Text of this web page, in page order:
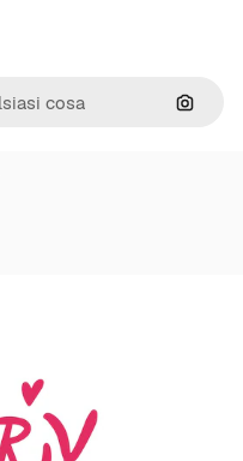
Cerca